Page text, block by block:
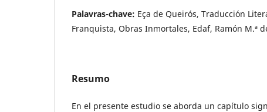
Palavras-chave: Eça de Queirós, Traducción
Franquista, Obras Inmortales, Edaf, Ramón M.ª
Resumo
En el presente estudio se aborda un capítulo